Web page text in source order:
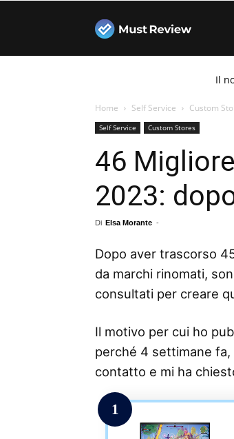
Must
Review
Il
Home Self Service Custom
Self Service Custom Stores
46
2023:
Di Elsa Morante -
Dopo aver trascorso
da marchi rinomati,
consultati per creare
Il motivo per cui ho
perché 4 settimane
contatto e mi ha
1